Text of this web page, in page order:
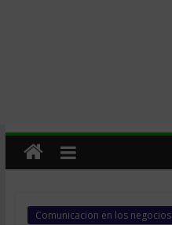
Comunicacion en los negocios